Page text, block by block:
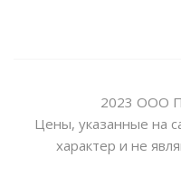
2023 ООО
Цены, указанные на
характер и не